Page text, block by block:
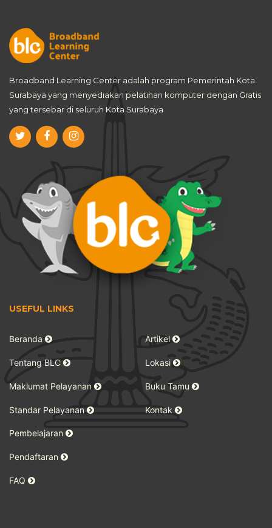
Broadband Learning Center adalah program Pemerintah Kota
Surabaya yang menyediakan pelatihan komputer dengan Gratis
yang tersebar di seluruh Kota Surabaya
USEFUL LINKS
Beranda
Tentang BLC
Maklumat Pelayanan
Standar Pelayanan
Pembelajaran
Pendaftaran
FAQ
Artikel
Lokasi
Buku Tamu
Kontak